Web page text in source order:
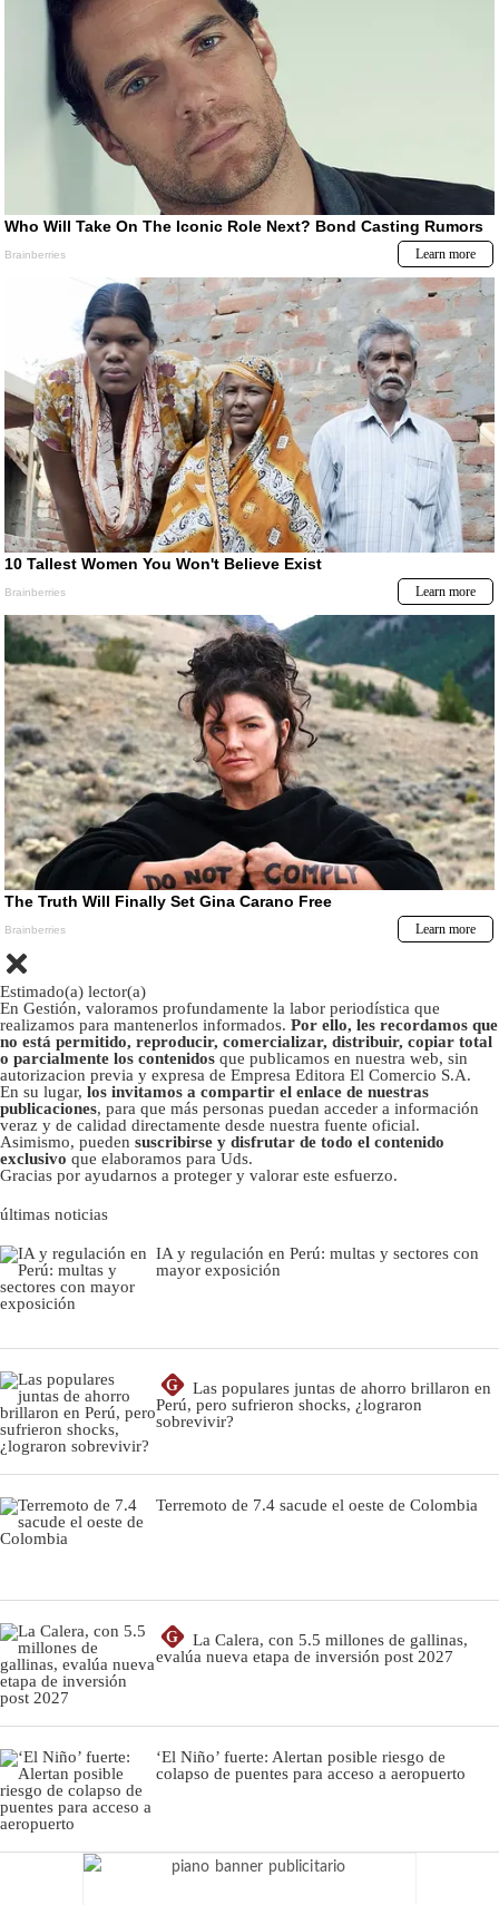
Estimado(a) lector(a)
En Gestión, valoramos profundamente la labor periodística que
realizamos para mantenerlos informados. Por ello, les recordamos que
no está permitido, reproducir, comercializar, distribuir, copiar total
o parcialmente los contenidos que publicamos en nuestra web, sin
autorizacion previa y expresa de Empresa Editora El Comercio S.A.
En su lugar, los invitamos a compartir el enlace de nuestras
publicaciones, para que más personas puedan acceder a información
veraz y de calidad directamente desde nuestra fuente oficial.
Asimismo, pueden suscribirse y disfrutar de todo el contenido
exclusivo que elaboramos para Uds.
Gracias por ayudarnos a proteger y valorar este esfuerzo.
últimas noticias
IA y regulación en Perú: multas y sectores con
mayor exposición
G
Las populares juntas de ahorro brillaron en
Perú, pero sufrieron shocks, ¿lograron
sobrevivir?
Terremoto de 7.4 sacude el oeste de Colombia
G
La Calera, con 5.5 millones de gallinas,
evalúa nueva etapa de inversión post 2027
‘El Niño’ fuerte: Alertan posible riesgo de
colapso de puentes para acceso a aeropuerto